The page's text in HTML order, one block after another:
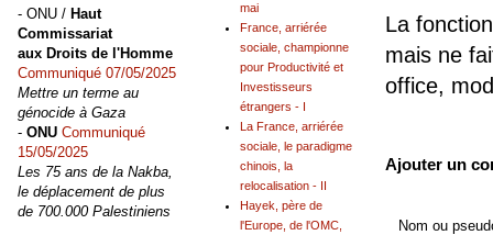
La
mais ne
office,
Ajouter un
Nom ou
mai
France, arriérée
sociale, championne
pour Productivité et
Investisseurs
étrangers - I
La France, arriérée
sociale, le paradigme
chinois, la
relocalisation - II
Hayek, père de
l'Europe, de l'OMC,
- ONU / Haut
Commissariat
aux Droits de l'Homme
Communiqué 07/05/2025
Mettre un terme au
génocide à Gaza
- ONU Communiqué
15/05/2025
Les 75 ans de la Nakba,
le déplacement de plus
de 700.000 Palestiniens